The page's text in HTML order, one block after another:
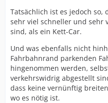
Tatsächlich ist es jedoch so,
sehr viel schneller und sehr
sind, als ein Kett-Car.
Und was ebenfalls nicht
Fahrbahnrand parkenden
hingenommen werden,
verkehrswidrig abgestellt
dass keine vernünftig
wo es nötig ist.